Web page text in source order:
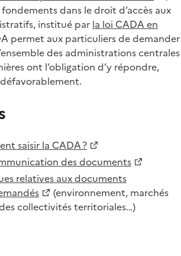
dans le droit d’accès aux
institué par la loi CADA en
permet aux particuliers de demander
des administrations centrales
ont l’obligation d’y répondre,
saisir la CADA ?
des documents
relatives aux documents
(environnement, marchés
collectivités territoriales…)